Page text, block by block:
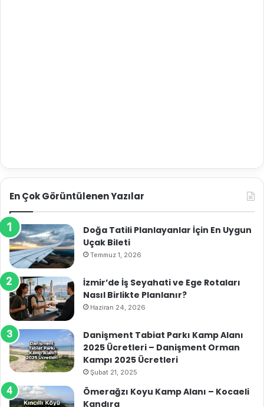
En Çok Görüntülenen Yazılar
Doğa Tatili Planlayanlar İçin En Uygun
Uçak Bileti
Temmuz 1, 2026
İzmir’de İş Seyahati ve Ege Rotaları
Nasıl Birlikte Planlanır?
Haziran 24, 2026
Danişment Tabiat Parkı Kamp Alanı
2025 Ücretleri – Danişment Orman
Kampı 2025 Ücretleri
Şubat 21, 2025
Ömerağzı Koyu Kamp Alanı – Kocaeli
Kandıra